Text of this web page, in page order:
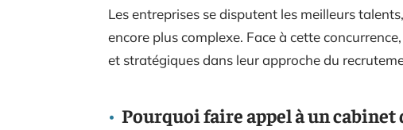
Les entreprises se disputent les meilleurs
encore plus complexe. Face à cette
et stratégiques dans leur approche du
Pourquoi faire appel à un cabinet